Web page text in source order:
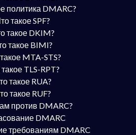
политика DMARC?
такое SPF?
такое DKIM?
такое BIMI?
MTA-STS?
TLS-RPT?
такое RUA?
такое RUF?
против DMARC?
DMARC
требованиям DMARC